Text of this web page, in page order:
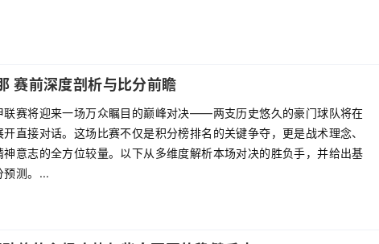
赛前深度剖析与比分前瞻
联赛将迎来一场万众瞩目的巅峰对决——两支历史悠久的豪门球队将在
直接对话。这场比赛不仅是积分榜排名的关键争夺，更是战术理念、
神意志的全方位较量。以下从多维度解析本场对决的胜负手，并给出基
预测。...